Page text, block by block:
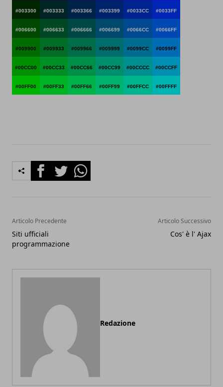
#003300 #003333 #003366 #003399 #0033CC #0033FF
#006600 #006633 #006666 #006699 #0066CC #0066FF
#009900 #009933 #009966 #009999 #0099CC #0099FF
#00CC00 #00CC33 #00CC66 #00CC99 #00CCCC #00CCFF
#00FF00 #00FF33 #00FF66 #00FF99 #00FFCC #00FFFF
FacebookTwitterWhatsapp
Articolo Precedente
Siti ufficiali
programmazione
Articolo Successivo
Cos' è l' Ajax
Redazione